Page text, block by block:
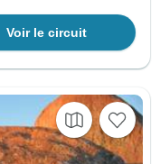
Voir le circuit